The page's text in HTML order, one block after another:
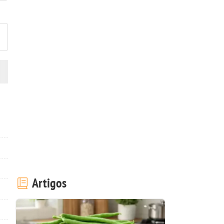
esta receita? Compartilhe
Artigos